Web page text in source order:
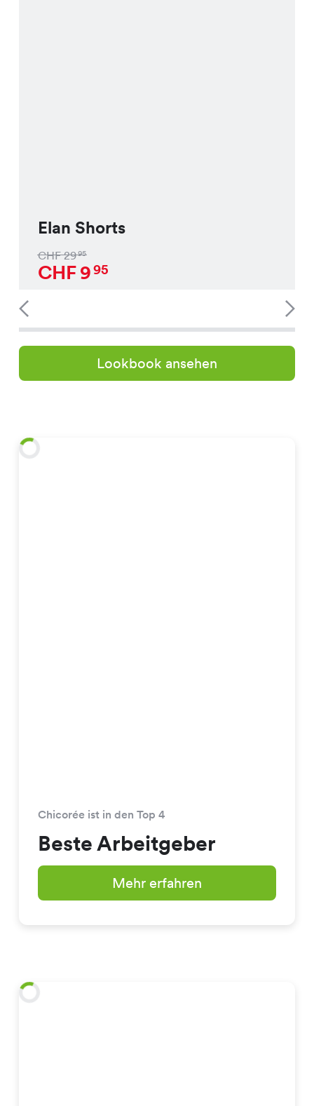
Elan Shorts
CHF2995
CHF995
Lookbook ansehen
Chicorée ist in den Top 4
Beste Arbeitgeber
Mehr erfahren